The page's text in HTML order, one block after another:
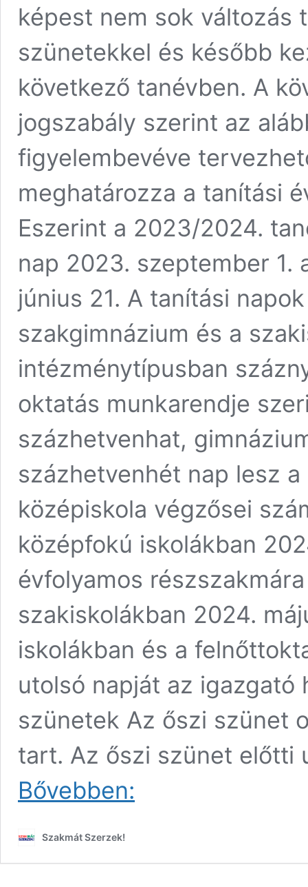
képest nem sok változás
szünetekkel és később
következő tanévben. A
jogszabály szerint az
figyelembevéve
meghatározza a tanítási
Eszerint a 2023/2024.
nap 2023. szeptember 1.
június 21. A tanítási
szakgimnázium és a
intézménytípusban
oktatás munkarendje
százhetvenhat,
százhetvenhét nap lesz
középiskola végzősei
középfokú iskolákban
évfolyamos
szakiskolákban 2024.
iskolákban és a
utolsó napját az igazgató
szünetek Az őszi szünet
tart. Az őszi szünet előtti
Bővebben:
tanév
Szakmát Szerzek!